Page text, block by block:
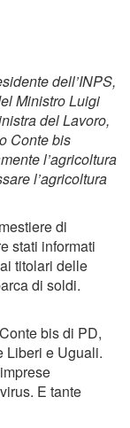
dell’INPS,
Ministro Luigi
del Lavoro,
Conte bis
l’agricoltura
l’agricoltura
di
stati informati
titolari delle
di soldi.
bis di PD,
Liberi e Uguali.
E tante